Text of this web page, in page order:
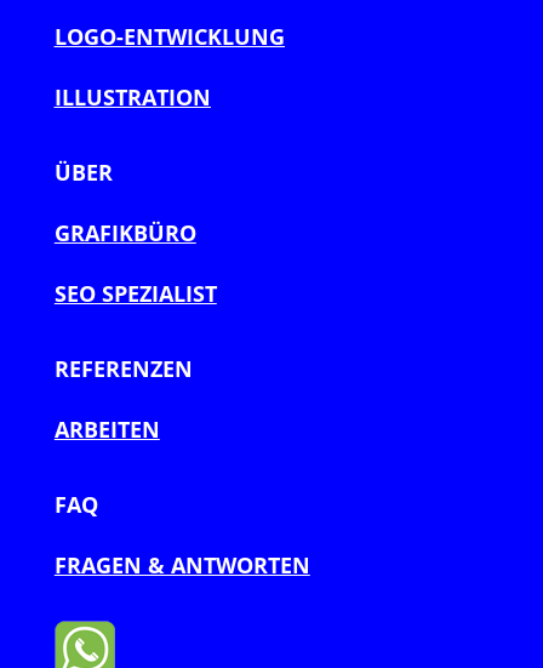
LOGO-ENTWICKLUNG
ILLUSTRATION
ÜBER
GRAFIKBÜRO
SEO SPEZIALIST
REFERENZEN
ARBEITEN
FAQ
FRAGEN & ANTWORTEN